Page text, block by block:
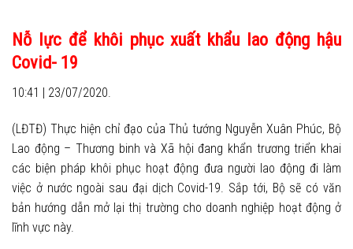
Nỗ lực để khôi phục xuất khẩu lao động hậu
Covid- 19
10:41 | 23/07/2020.
(LĐTĐ) Thực hiện chỉ đạo của Thủ tướng Nguyễn Xuân Phúc, Bộ
Lao động – Thương binh và Xã hội đang khẩn trương triển khai
các biện pháp khôi phục hoạt động đưa người lao động đi làm
việc ở nước ngoài sau đại dịch Covid-19. Sắp tới, Bộ sẽ có văn
bản hướng dẫn mở lại thị trường cho doanh nghiệp hoạt động ở
lĩnh vực này.